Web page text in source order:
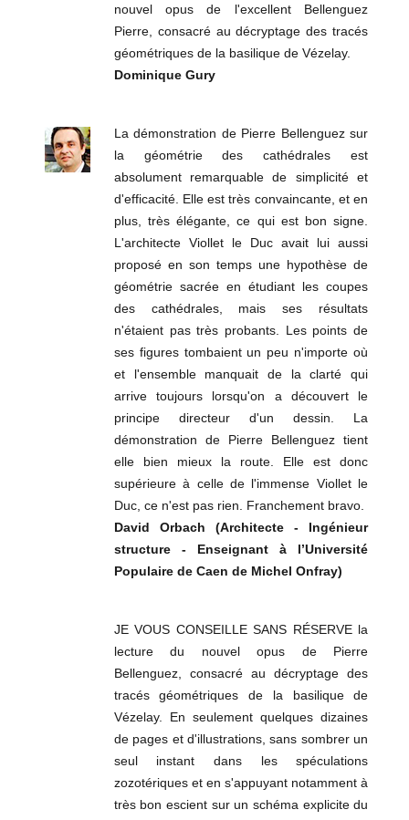
nouvel opus de l'excellent Bellenguez
Pierre, consacré au décryptage des tracés
géométriques de la basilique de Vézelay.
Dominique Gury
La démonstration de Pierre Bellenguez sur
la géométrie des cathédrales est
absolument remarquable de simplicité et
d'efficacité. Elle est très convaincante, et en
plus, très élégante, ce qui est bon signe.
L'architecte Viollet le Duc avait lui aussi
proposé en son temps une hypothèse de
géométrie sacrée en étudiant les coupes
des cathédrales, mais ses résultats
n'étaient pas très probants. Les points de
ses figures tombaient un peu n'importe où
et l'ensemble manquait de la clarté qui
arrive toujours lorsqu'on a découvert le
principe directeur d'un dessin. La
démonstration de Pierre Bellenguez tient
elle bien mieux la route. Elle est donc
supérieure à celle de l'immense Viollet le
Duc, ce n'est pas rien. Franchement bravo.
David Orbach (Architecte - Ingénieur
structure - Enseignant à l’Université
Populaire de Caen de Michel Onfray)
JE VOUS CONSEILLE SANS RÉSERVE la
lecture du nouvel opus de Pierre
Bellenguez, consacré au décryptage des
tracés géométriques de la basilique de
Vézelay. En seulement quelques dizaines
de pages et d'illustrations, sans sombrer un
seul instant dans les spéculations
zozotériques et en s'appuyant notamment à
très bon escient sur un schéma explicite du